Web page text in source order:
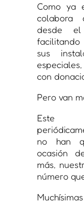
Como ya
colabora
desde
sus
con
Pero van
Este
no han
ocasión
más,
número